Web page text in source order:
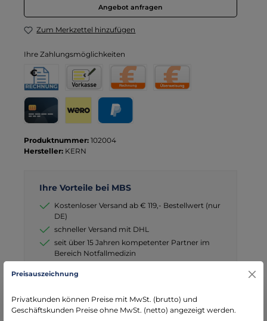
Angebot anfragen
Zum Merkzettel hinzufügen
Ihre Zahlungsmöglichkeiten
Produktnummer: 102004
Hersteller: KERN
Ihre Vorteile bei MBS
Kostenloser Versand ab € 119,- Bestellwert (nur
DE)
schneller Versand mit DHL
seit über 15 Jahren kompetenter Partner im
Bereich Notfallmedizin
Preisauszeichnung
Privatkunden können Preise mit MwSt. (brutto) und
Geschäftskunden Preise ohne MwSt. (netto) angezeigt werden.